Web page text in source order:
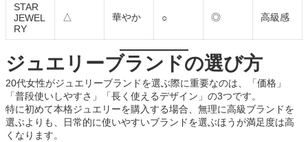
STAR
JEWEL
RY
△ 華やか ○ ◎ 高級感
ジュエリーブランドの選び方
20代女性がジュエリーブランドを選ぶ際に重要なのは、「価格」
「普段使いしやすさ」「長く使えるデザイン」の3つです。
特に初めて本格ジュエリーを購入する場合、無理に高級ブランドを
選ぶよりも、日常的に使いやすいブランドを選ぶほうが満足度は高
くなります。